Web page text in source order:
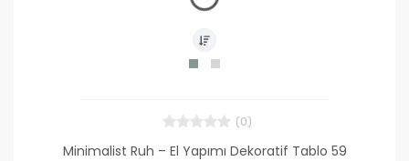
(0)
Minimalist Ruh – El Yapımı Dekoratif Tablo 59